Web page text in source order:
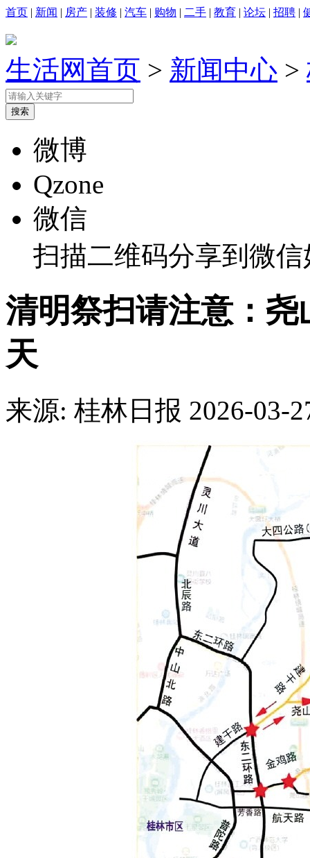
首页 | 新闻 | 房产 | 装修 | 汽车 | 购物 | 二手 | 教育 | 论坛 | 招聘 |
生活网首页 > 新闻中心 >
微博
Qzone
微信
扫描二维码分享到微
清明祭扫请注意：
天
来源: 桂林日报 2026-03-